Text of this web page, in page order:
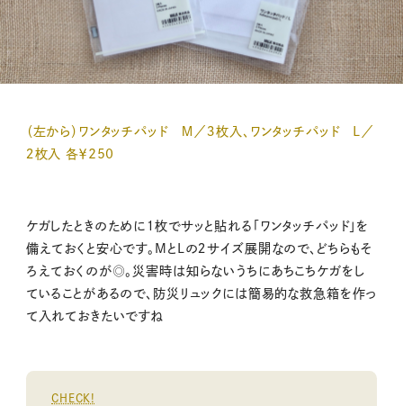
（左から）ワンタッチパッド Ｍ／３枚入、ワンタッチパッド Ｌ／
２枚入 各￥250
ケガしたときのために１枚でサッと貼れる「ワンタッチパッド」を
備えておくと安心です。MとLの２サイズ展開なので、どちらもそ
ろえておくのが◎。災害時は知らないうちにあちこちケガをし
ていることがあるので、防災リュックには簡易的な救急箱を作っ
て入れておきたいですね
CHECK!